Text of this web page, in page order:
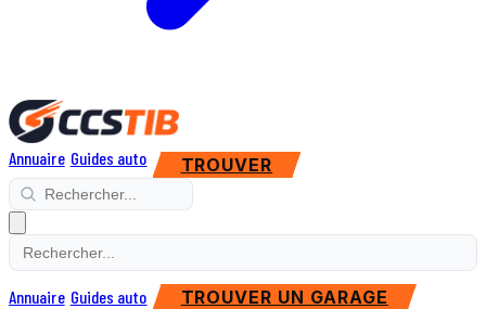
Annuaire Guides auto TROUVER
Annuaire Guides auto TROUVER UN GARAGE